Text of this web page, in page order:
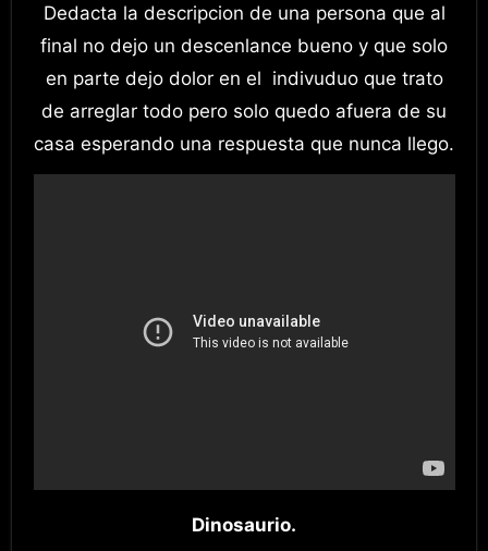
Dedacta la descripcion de una persona que al
final no dejo un descenlance bueno y que solo
en parte dejo dolor en el indivuduo que trato
de arreglar todo pero solo quedo afuera de su
casa esperando una respuesta que nunca llego.
Dinosaurio.